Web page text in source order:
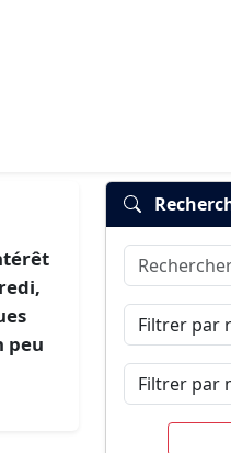
peu
Rechercher
Filtrer par
Filtrer par